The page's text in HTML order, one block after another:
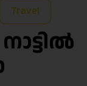
Travel